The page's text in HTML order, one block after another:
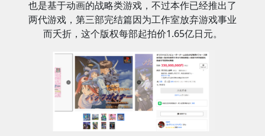
也是基于动画的战略类游戏，不过本作已经推出了
两代游戏，第三部完结篇因为工作室放弃游戏事业
而夭折，这个版权每部起拍价1.65亿日元。